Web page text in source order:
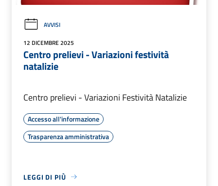
AVVISI
12 DICEMBRE 2025
Centro prelievi - Variazioni festività
natalizie
Centro prelievi - Variazioni Festività Natalizie
Accesso all'informazione
Trasparenza amministrativa
LEGGI DI PIÙ